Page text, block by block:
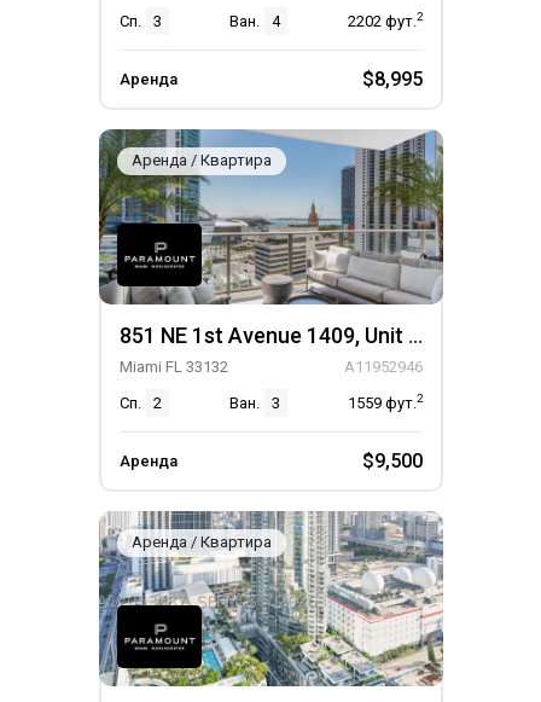
Сп.
3 Ван. 4 2202 фут.2
Аренда $8,995
Аренда / Квартира
851 NE 1st Avenue 1409, Unit 1409
Miami FL 33132
A11952946
Сп.
2 Ван. 3 1559 фут.2
Аренда $9,500
Аренда / Квартира